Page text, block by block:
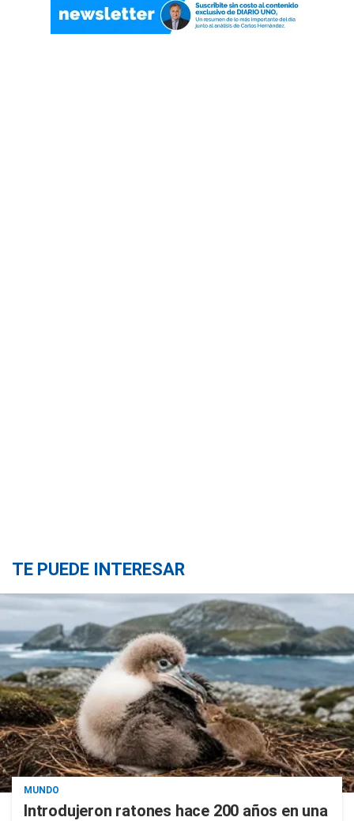
TE PUEDE INTERESAR
MUNDO
Introdujeron ratones hace 200 años en una